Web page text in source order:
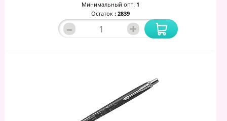
Минимальный опт: 1
Остаток : 2839
– +